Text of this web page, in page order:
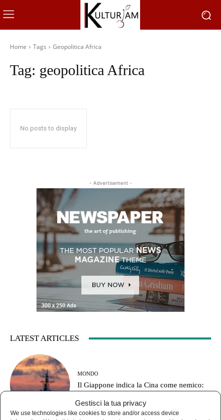
Gestisci la tua privacy
We use technologies like cookies to store and/or access device
Home Tags Geopolitica Africa
Tag: geopolitica Africa
No posts to display
- Advertisement -
LATEST ARTICLES
MONDO
Il Giappone indica la Cina come nemico:
pronto a combattere fino a Taiwan